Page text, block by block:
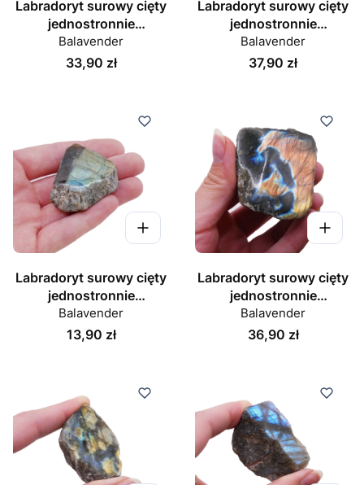
Labradoryt surowy cięty
jednostronnie
polerowany nr 071
Balavender
Cena
33,90 zł
Labradoryt surowy cięty
jednostronnie
polerowany nr 072
Balavender
Cena
37,90 zł
Labradoryt surowy cięty
jednostronnie
polerowany nr 076
Balavender
Cena
13,90 zł
Labradoryt surowy cięty
jednostronnie
polerowany nr 078
Balavender
Cena
36,90 zł